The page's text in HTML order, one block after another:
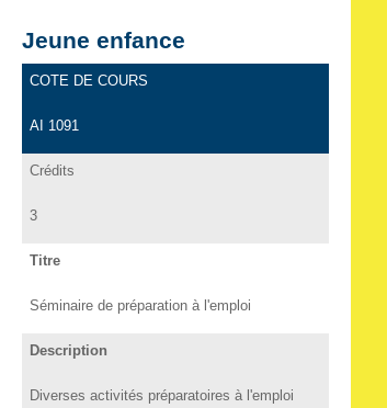
Jeune enfance
COTE DE COURS
AI 1091
Crédits
3
Titre
Séminaire de préparation à l'emploi
Description
Diverses activités préparatoires à l'emploi